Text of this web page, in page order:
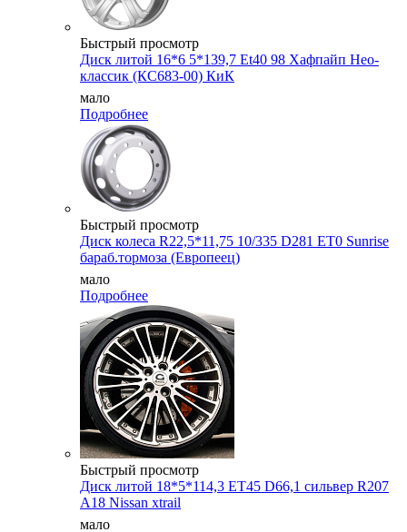
Быстрый просмотр
Диск литой 16*6 5*139,7 Et40 98 Хафпайп Нео-
классик (КС683-00) КиК
мало
Подробнее
Быстрый просмотр
Диск колеса R22,5*11,75 10/335 D281 ET0 Sunrise
бараб.тормоза (Европеец)
мало
Подробнее
Быстрый просмотр
Диск литой 18*5*114,3 ET45 D66,1 сильвер R207
A18 Nissan xtrail
мало